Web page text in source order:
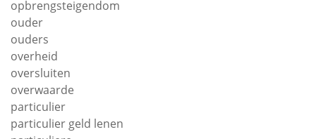
opbrengsteigendom
ouder
ouders
overheid
oversluiten
overwaarde
particulier
particulier geld lenen